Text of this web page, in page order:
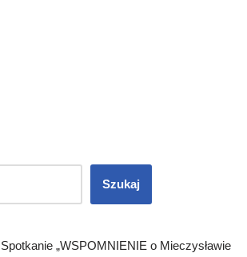
Szukaj
„WSPOMNIENIE o Mieczysławie